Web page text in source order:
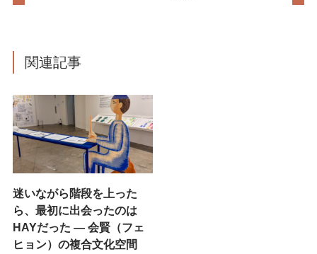
関連記事
迷いながら階段を上った
ら、最初に出会ったのは
HAYだった ― 会賢（フェ
ヒョン）の複合文化空間